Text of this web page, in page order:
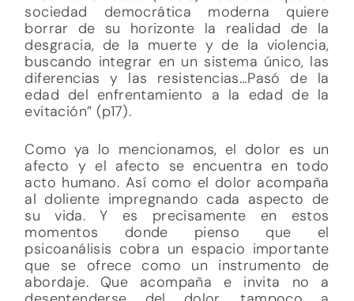
sociedad democrática moderna quiere
borrar de su horizonte la realidad de la
desgracia, de la muerte y de la violencia,
buscando integrar en un sistema único, las
diferencias y las resistencias…Pasó de la
edad del enfrentamiento a la edad de la
evitación” (p17).
Como ya lo mencionamos, el dolor es un
afecto y el afecto se encuentra en todo
acto humano. Así como el dolor acompaña
al doliente impregnando cada aspecto de
su vida. Y es precisamente en estos
momentos donde pienso que el
psicoanálisis cobra un espacio importante
que se ofrece como un instrumento de
abordaje. Que acompaña e invita no a